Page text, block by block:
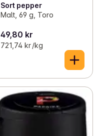
Sort pepper
Malt, 69 g, Toro
49,80 kr
721,74 kr /kg